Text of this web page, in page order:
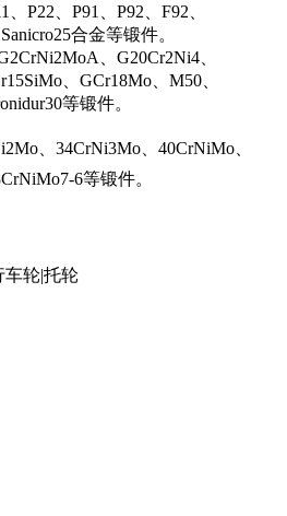
P22、P91、P92、F92、
合金等锻件。
、G20Cr2Ni4、
、GCr18Mo、M50、
等锻件。
、34CrNi3Mo、40CrNiMo、
6等锻件。